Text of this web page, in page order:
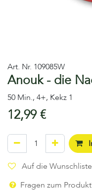
Art. Nr. 109085W
Anouk - die
50 Min., 4+, Kekz 1
12,99€
Auf die Wunschliste
Fragen zum